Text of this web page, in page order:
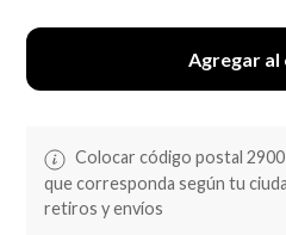
Agregar
Colocar código postal 2900
que corresponda según tu
retiros y envíos